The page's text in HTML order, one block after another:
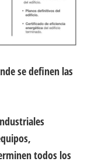
se definen las
todos los